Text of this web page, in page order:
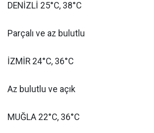
DENİZLİ 25°C, 38°C
Parçalı ve az bulutlu
İZMİR 24°C, 36°C
Az bulutlu ve açık
MUĞLA 22°C, 36°C